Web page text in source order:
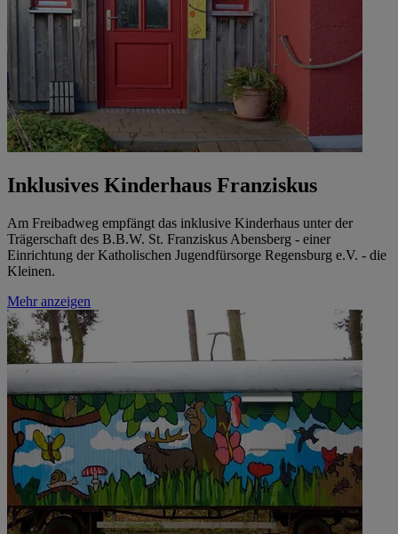
Inklusives Kinderhaus Franziskus
Am Freibadweg empfängt das inklusive Kinderhaus unter der
Trägerschaft des B.B.W. St. Franziskus Abensberg - einer
Einrichtung der Katholischen Jugendfürsorge Regensburg e.V. - die
Kleinen.
Mehr anzeigen